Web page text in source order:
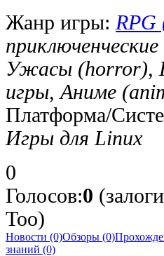
Жанр игры: RPG
Ужасы (horror),
игры, Аниме
Платформа/
Игры для Linux
0
Голосов:0
Too)
Новости (0)Обзоры (0)
знаний (0)